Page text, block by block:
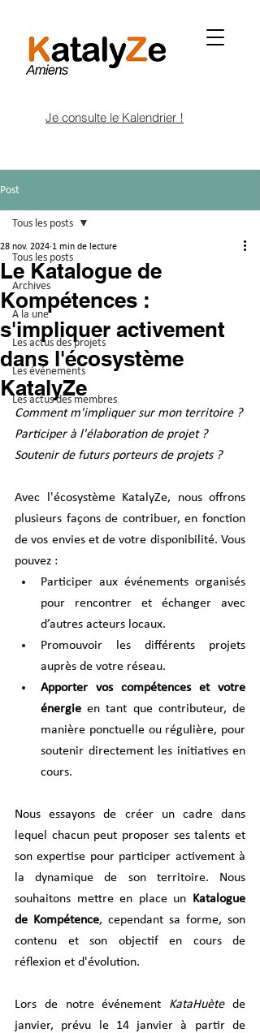
Je consulte le Kalendrier !
Post
Tous les posts
Archives
A la une
Les actus des projets
Les événements
Les actus des membres
Tous les posts
Le Katalogue de
Kompétences :
s'impliquer activement
dans l'écosystème
KatalyZe
28 nov. 2024 1 min de lecture
Comment m'impliquer sur mon territoire ?
Participer à l'élaboration de projet ?
Soutenir de futurs porteurs de projets ?
Avec l'écosystème KatalyZe, nous offrons
plusieurs façons de contribuer, en fonction
de vos envies et de votre disponibilité. Vous
pouvez :
Participer aux événements organisés
pour rencontrer et échanger avec
d’autres acteurs locaux.
Promouvoir les différents projets
auprès de votre réseau.
Apporter vos compétences et votre
énergie en tant que contributeur, de
manière ponctuelle ou régulière, pour
soutenir directement les initiatives en
cours.
Nous essayons de créer un cadre dans
lequel chacun peut proposer ses talents et
son expertise pour participer activement à
la dynamique de son territoire. Nous
souhaitons mettre en place un Katalogue
de Kompétence, cependant sa forme, son
contenu et son objectif en cours de
réflexion et d'évolution.
Lors de notre événement KataHuète de
janvier, prévu le 14 janvier à partir de